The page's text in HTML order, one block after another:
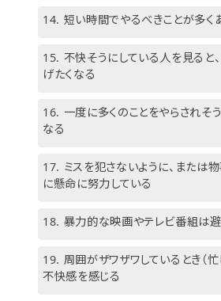
14. 短い時間でやるべきことが多く
15. 不快そうにしている人を見ると
げたくなる
16. 一度に多くのことをやらされそ
なる
17. ミスを犯さないように、または
に懸命に努力している
18. 暴力的な映画やテレビ番組は
19. 周囲がザワザワしているとき（忙
不快感を感じる